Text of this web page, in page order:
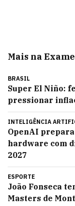
Mais na Exame
BRASIL
Super El Niño:
pressionar
INTELIGÊNCIA
OpenAI
hardware com
2027
ESPORTE
João Fonseca
Masters de